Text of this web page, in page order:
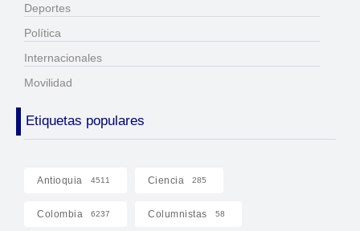
Deportes
Política
Internacionales
Movilidad
Etiquetas populares
Antioquia 4511 Ciencia 285
Colombia 6237 Columnistas 58